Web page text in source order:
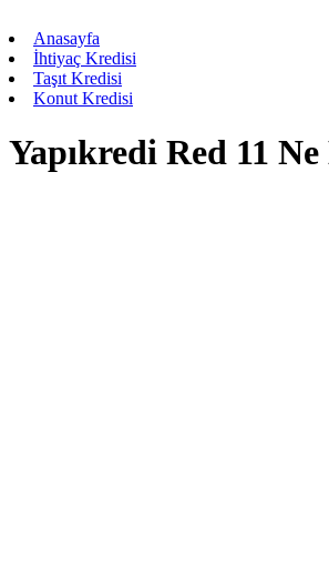
Anasayfa
İhtiyaç Kredisi
Taşıt Kredisi
Konut Kredisi
Yapıkredi Red 11